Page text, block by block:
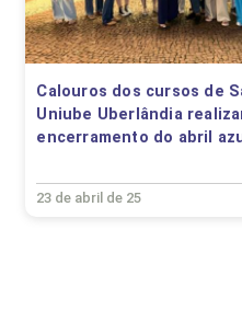
EPIDEMIOLOGIA E
ANDRE JERONIMO
Calouros dos cursos de
Uniube Uberlândia
encerramento do abril
23 de abril de 25